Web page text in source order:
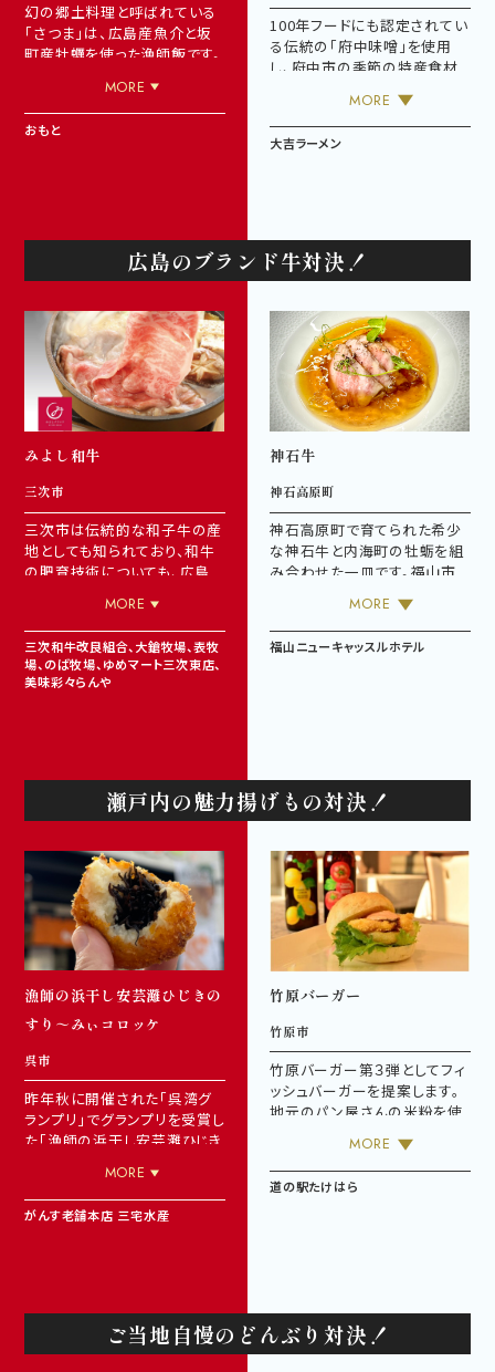
幻の郷土料理と呼ばれている
「さつま」は、広島産魚介と坂
町産牡蠣を使った漁師飯です。
噌と出汁で調理しご飯に盛り
付けます。 昔は家庭ごとの作り
方がありましたが、今では幻の
MORE
おもと
100年フードにも認定されてい
る伝統の「府中味噌」を使用
し、府中市の季節の特産食材
しか食べることのできない特
別な府中の中華・府中華を提
供します。地域の特産を活かし
このメニューが食べられるの
はこちら（大吉ラーメン）
※１年中提供しています。
MORE
大吉ラーメン
広島のブランド牛対決！
みよし和牛
三次市
三次市は伝統的な和子牛の産
地としても知られており、和牛
の肥育技術についても、広島
賞しています。昨年度みよしブ
ランドにも認定された、「三次
産まれ三次育ち」の肉質等級４
等級以上の和牛肉です。ぜひ、
はこちら（美味彩々らんや）
「みよし和牛」が買えるのはこ
ちら（ゆめマート三次東店）
MORE
三次和牛改良組合、大鎗牧場、表牧
場、のば牧場、ゆめマート三次東店、
美味彩々らんや
神石牛
神石高原町
神石高原町で育てられた希少
な神石牛と内海町の牡蛎を組
み合わせた一皿です。福山市
楽しみください。
神石牛が購入できる、食べられ
るお店はこちら
MORE
福山ニューキャッスルホテル
瀬戸内の魅力揚げもの対決！
漁師の浜干し安芸灘ひじきの
すり～みぃコロッケ
呉市
昨年秋に開催された「呉湾グ
ランプリ」でグランプリを受賞し
た「漁師の浜干し安芸灘ひじき
の海で元気に育った「漁師の
浜干し安芸灘ひじき」の芽と茎
のダブル食感と、すり身生地に
漁師の浜干し安芸灘ひじきの
すり～みぃコロッケが食べられ
MORE
がんす老舗本店 三宅水産
竹原バーガー
竹原市
竹原バーガー第３弾としてフィ
ッシュバーガーを提案します。
地元のパン屋さんの米粉を使
で収穫したじゃがいもを使った
ハッシュポテト、地元の完全密
閉型植物工場で水耕栽培され
のこテリヤキ牛コロッケバーガ
ー、第２弾のたけのこ牛すじ煮
MORE
道の駅たけはら
ご当地自慢のどんぶり対決！